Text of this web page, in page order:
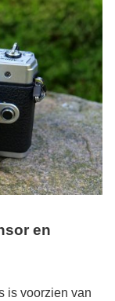
en
is voorzien van